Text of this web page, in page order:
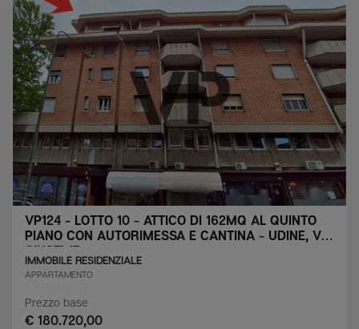
VP124 - LOTTO 10 - ATTICO DI 162MQ AL QUINTO
PIANO CON AUTORIMESSA E CANTINA - UDINE, VIA
GIUSTI 17
IMMOBILE RESIDENZIALE
APPARTAMENTO
Prezzo base
€ 180.720,00